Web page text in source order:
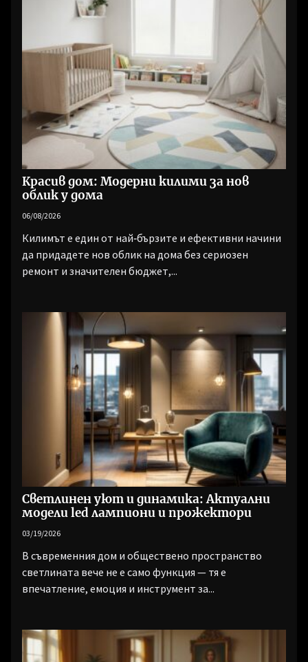
Красив дом: Модерни килими за нов
облик у дома
06/08/2026
Килимът е един от най‑бързите и ефективни начини
да придадете нов облик на дома без сериозен
ремонт и значителен бюджет,...
Светлинен уют и динамика: Актуални
модели led лампиони и прожектори
03/19/2026
В съвременния дом и обществено пространство
светлината вече не е само функция — тя е
впечатление, емоция и инструмент за...